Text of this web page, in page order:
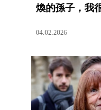
煥的孫子，我
04.02.2026